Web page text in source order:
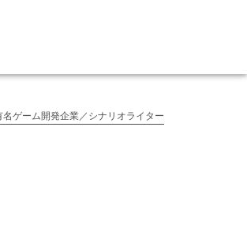
ゲーム開発企業／シナリオライター